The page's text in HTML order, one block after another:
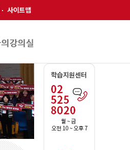
사이트맵